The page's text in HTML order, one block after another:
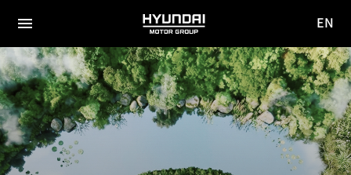
전체
메뉴
HYUNDAI
MOTOR
GROUP
사이
이동
EN